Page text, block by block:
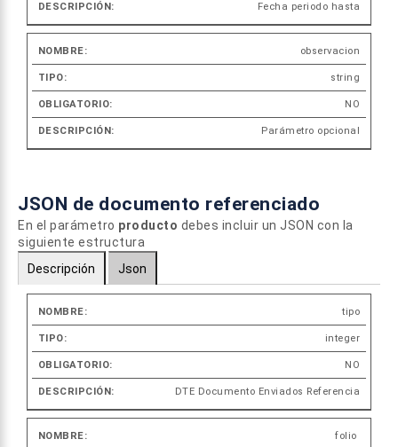
Fecha periodo hasta
observacion
string
NO
Parámetro opcional
JSON de documento referenciado
En el parámetro producto debes incluir un JSON con la
siguiente estructura
Descripción
Json
Nombre Tipo Obligatorio tipo
integer
NO
DTE Documento Enviados Referencia
folio